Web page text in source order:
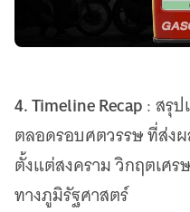
4. Timeline Recap: สรุ
ตลอดรอบศตวรรษ ที่ส่ง
ตั้งแต่สงคราม วิกฤตเศ
ทางภูมิรัฐศาสตร์